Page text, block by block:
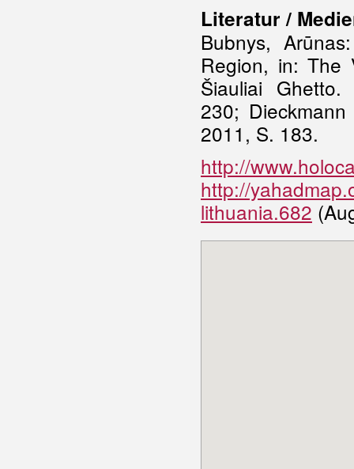
Literatur /
Bubnys,
Region, in: The
Šiauliai
230;
2011, S. 183.
http://
http://
lithuania.682